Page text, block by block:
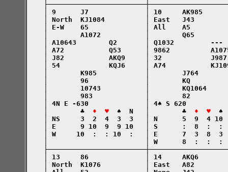
│ 9      J7              │ 10     AK985
│ North  KJ1084          │ East   J43
│ E-W    65              │ All    A5
│        A1072           │        Q65
│ A10643        Q2       │ Q1032
│ A72           Q53      │ 9862
│ J82           AKQ9     │ 32
│ 54            KQJ6     │ A74
│        K985            │        J764
│        96              │        KQ
│        10743           │        KQ1064
│        983             │        82
│ 4N E -630              │ 4♠ S 620
    │        ♣
♦  ♥
  ♠  N   │        ♣
♦  ♥
♠
│ NS     3  2  4  3  3   │ N      5  9  4
│ E      9 10  9  9 10   │ S      :  8  :
│ W     10  :  : 10  :   │ E      7  3  8
│                        │ W      8  :  :
│ 13     86              │ 14     AKQ6
│ North  K1076           │ East   A82